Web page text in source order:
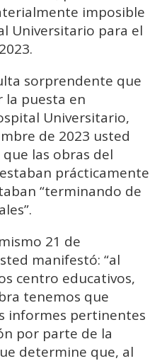
imposible
Universitario para el
sorprendente que
la puesta en
Universitario,
de 2023 usted
las obras del
prácticamente
“terminando de
21 de
manifestó: “al
centro educativos,
tenemos que
informes pertinentes
por parte de la
determine que, al